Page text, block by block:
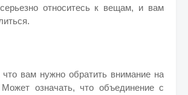
относитесь к вещам, и вам
что вам нужно обратить внимание на
означать, что объединение с